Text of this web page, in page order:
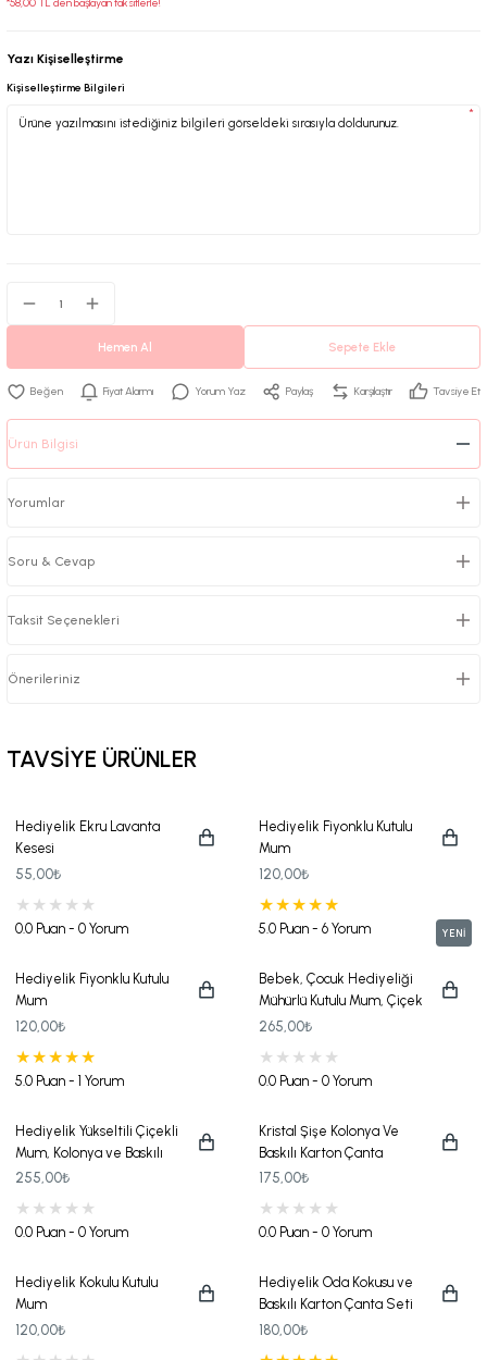
Yazı Kişiselleştirme
Kişiselleştirme Bilgileri
*
Hemen Al Sepete Ekle
Fiyat Alarmı Yorum Yaz Paylaş Karşılaştır Tavsiye Et
Ürün Bilgisi
Yorumlar
Soru & Cevap
Taksit Seçenekleri
Önerileriniz
TAVSİYE ÜRÜNLER
Hediyelik Ekru Lavanta
Kesesi
55,00₺
0.0 Puan - 0 Yorum
Hediyelik Fiyonklu Kutulu
Mum
120,00₺
5.0 Puan - 6 Yorum
Hediyelik Fiyonklu Kutulu
Mum
120,00₺
5.0 Puan - 1 Yorum
YENİ
Bebek, Çocuk Hediyeliği
Mühürlü Kutulu Mum, Çiçek
Süslemeli Kolonya Ve
265,00₺
0.0 Puan - 0 Yorum
Hediyelik Yükseltili Çiçekli
Mum, Kolonya ve Baskılı
Karton Çanta Seti
255,00₺
0.0 Puan - 0 Yorum
Kristal Şişe Kolonya Ve
Baskılı Karton Çanta
Hediye Seti
175,00₺
0.0 Puan - 0 Yorum
Hediyelik Kokulu Kutulu
Mum
120,00₺
Hediyelik Oda Kokusu ve
Baskılı Karton Çanta Seti
180,00₺